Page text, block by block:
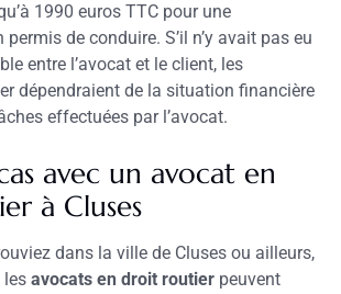
1990 euros TTC pour une
permis de conduire. S’il n’y avait pas eu
entre l’avocat et le client, les
dépendraient de la situation financière
effectuées par l’avocat.
avec un avocat en
à Cluses
dans la ville de Cluses ou ailleurs,
les avocats en droit routier peuvent